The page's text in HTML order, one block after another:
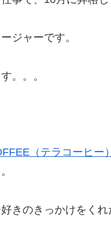
ジャーです。
。。。
（テラコーヒー）
きのきっかけをく